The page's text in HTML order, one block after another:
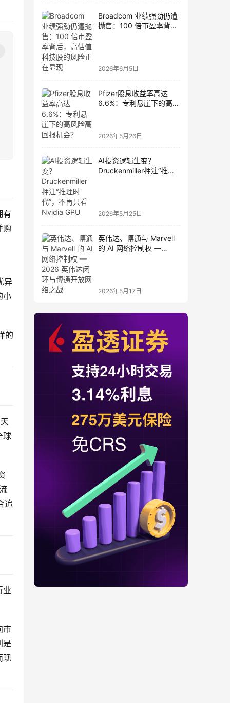
有
购
异
小
的
球
追
业
市
是
现
Broadcom 业绩强劲仍遭
抛售：100 倍市盈率背
2026年6月5日
Pfizer股息收益率高达
6.6%：专利悬崖下的高风
2026年5月26日
AI投资逻辑生变？
Druckenmiller押注“推理
2026年5月25日
英伟达、博通与 Marvell
的 AI 网络控制权 —
2026年5月17日